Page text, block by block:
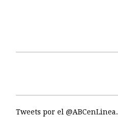
Tweets por el @ABCenLinea.